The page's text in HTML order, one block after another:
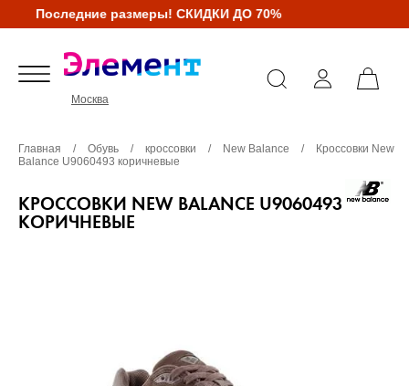
Последние размеры! СКИДКИ ДО 70%
Москва
Главная / Обувь / кроссовки / New Balance /
Кроссовки New
Balance U9060493 коричневые
КРОССОВКИ NEW BALANCE U9060493
КОРИЧНЕВЫЕ